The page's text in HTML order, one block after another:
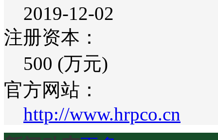
2019-12-02
注册资本：
500 (万元)
官方网站：
http://www.hrpco.cn